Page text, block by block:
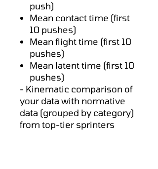
push)
Mean contact time (first
10 pushes)
Mean flight time (first 10
pushes)
Mean latent time (first 10
pushes)
- Kinematic comparison of
your data with normative
data (grouped by category)
from top-tier sprinters